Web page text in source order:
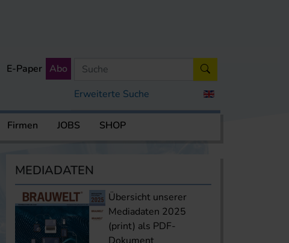
Erweiterte Suche
E-Paper Abo
Firmen JOBS SHOP
MEDIADATEN
Übersicht unserer
Mediadaten 2025
(print) als PDF-